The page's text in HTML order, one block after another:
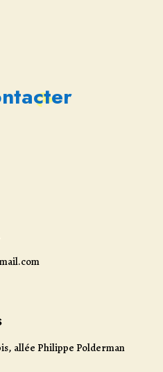
allée Philippe Polderman